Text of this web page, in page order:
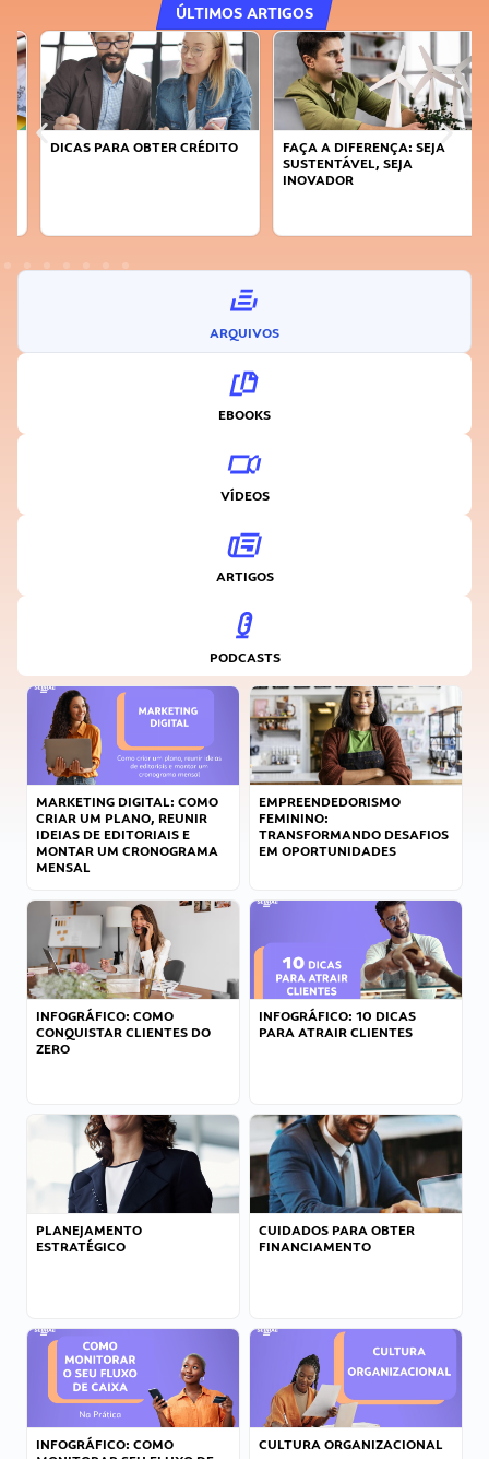
ÚLTIMOS ARTIGOS
DICAS PARA OBTER CRÉDITO
FAÇA A DIFERENÇA: SEJA
SUSTENTÁVEL, SEJA
INOVADOR
ARQUIVOS
EBOOKS
VÍDEOS
ARTIGOS
PODCASTS
MARKETING DIGITAL: COMO
CRIAR UM PLANO, REUNIR
IDEIAS DE EDITORIAIS E
MONTAR UM CRONOGRAMA
MENSAL
EMPREENDEDORISMO
FEMININO:
TRANSFORMANDO DESAFIOS
EM OPORTUNIDADES
INFOGRÁFICO: COMO
CONQUISTAR CLIENTES DO
ZERO
INFOGRÁFICO: 10 DICAS
PARA ATRAIR CLIENTES
PLANEJAMENTO
ESTRATÉGICO
CUIDADOS PARA OBTER
FINANCIAMENTO
INFOGRÁFICO: COMO
CULTURA ORGANIZACIONAL